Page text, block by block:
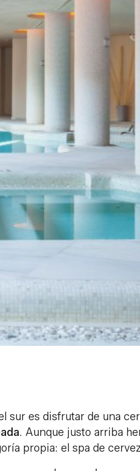
sur es disfrutar de una
. Aunque justo arriba
propia: el spa de